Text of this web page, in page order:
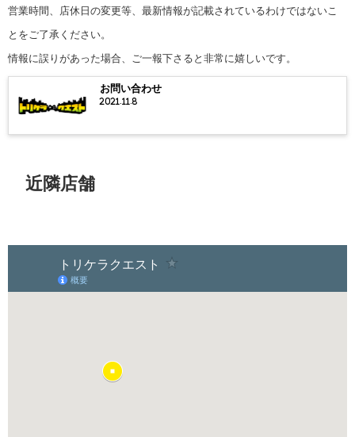
営業時間、店休日の変更等、最新情報が記載されているわけではないこ
とをご了承ください。
情報に誤りがあった場合、ご一報下さると非常に嬉しいです。
お問い合わせ
2021.11.8
近隣店舗